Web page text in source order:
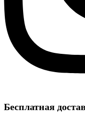
Бесплатная